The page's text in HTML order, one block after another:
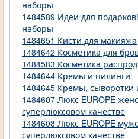
наборы
1484589 Идеи для
наборы
1484651 Кисти для макияжа
1484642 Косметика для
1484583 Косметика
1484644 Кремы и пилинги
1484645 Кремы, сыворотки
1484607 Люкс EUROPE
суперлюксовом качестве
1484608 Люкс EUROPE
суперлюксовом качестве